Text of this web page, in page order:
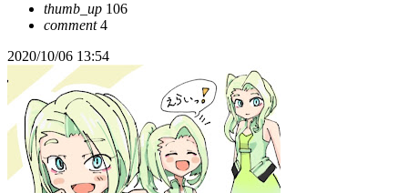
thumb_up 106
comment4
2020/10/06 13:54